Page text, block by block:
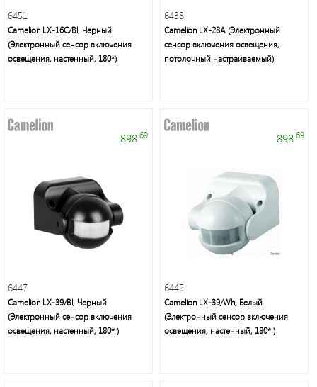
освещение,
уличные
праздничное
освещение,
электротовары
Энергосберегающие
лампы
6451
Camelion LX-16C/Bl, Черный
(Электронный сенсор включения
освещения, настенный, 180*)
6438
Camelion LX-28A (Электронный
сенсор включения освещения,
потолочный настраиваемый)
898.69
6447
Camelion LX-39/Bl, Черный
(Электронный сенсор включения
освещения, настенный, 180* )
898 .69
6445
Camelion LX-39/Wh, Белый
(Электронный сенсор включения
освещения, настенный, 180* )